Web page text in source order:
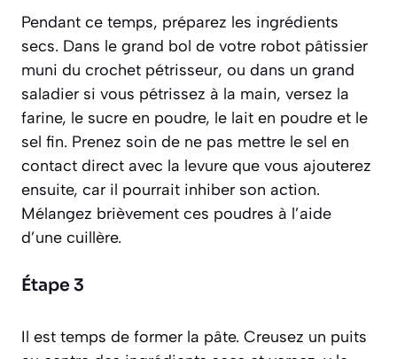
Pendant ce temps, préparez les ingrédients
secs. Dans le grand bol de votre robot pâtissier
muni du crochet pétrisseur, ou dans un grand
saladier si vous pétrissez à la main, versez la
farine, le sucre en poudre, le lait en poudre et le
sel fin. Prenez soin de ne pas mettre le sel en
contact direct avec la levure que vous ajouterez
ensuite, car il pourrait inhiber son action.
Mélangez brièvement ces poudres à l’aide
d’une cuillère.
Étape 3
Il est temps de former la pâte. Creusez un puits